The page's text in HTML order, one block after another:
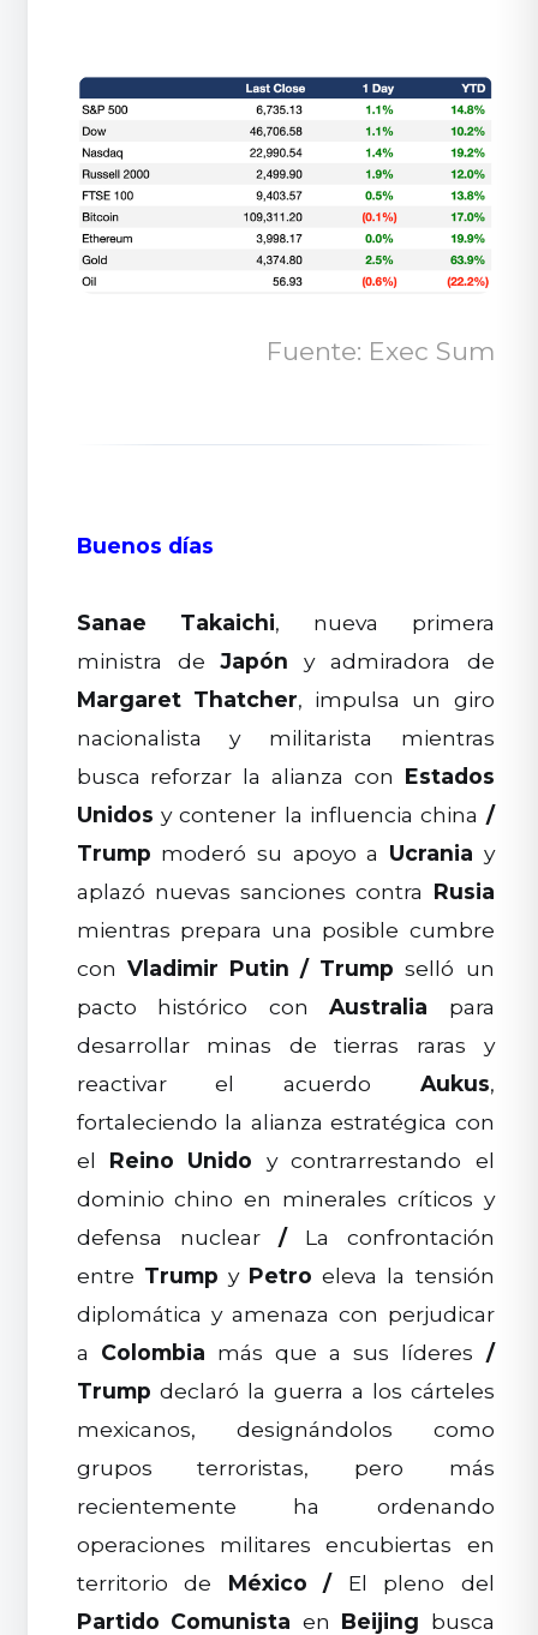
Fuente: Exec Sum
Buenos días
Sanae Takaichi, nueva primera
ministra deJapón y admiradora de
Margaret Thatcher, impulsa un giro
nacionalista y militarista mientras
busca reforzar la alianza con Estados
Unidos y contener la influencia china /
Trump moderó su apoyo a Ucrania y
aplazó nuevas sanciones contra Rusia
mientras prepara una posible cumbre
con Vladimir Putin / Trump selló un
pacto histórico conAustralia para
desarrollar minas de tierras raras y
reactivar el acuerdo Aukus,
fortaleciendo la alianza estratégica con
el Reino Unido y contrarrestando el
dominio chino en minerales críticos y
defensa nuclear /La confrontación
entre Trump y Petro eleva la tensión
diplomática y amenaza con perjudicar
a Colombia más que a sus líderes /
Trump declaró la guerra a los cárteles
mexicanos, designándolos como
grupos terroristas, pero más
recientemente ha ordenando
operaciones militares encubiertas en
territorio de México /El pleno del
Partido Comunista en Beijing busca